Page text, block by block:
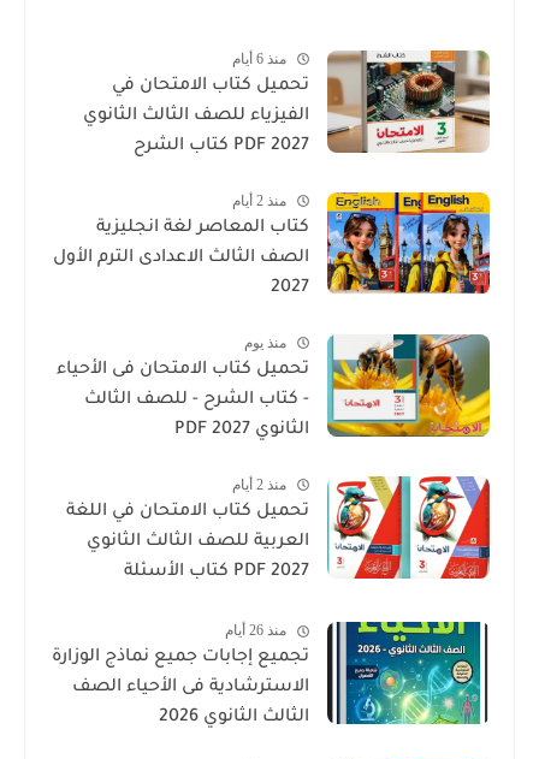
منذ 6 أيام
تحميل كتاب الامتحان في
الفيزياء للصف الثالث الثانوي
2027 PDF كتاب الشرح
منذ 2 أيام
كتاب المعاصر لغة انجليزية
الصف الثالث الاعدادى الترم الأول
2027
منذ يوم
تحميل كتاب الامتحان فى الأحياء
- كتاب الشرح - للصف الثالث
الثانوي 2027 PDF
منذ 2 أيام
تحميل كتاب الامتحان في اللغة
العربية للصف الثالث الثانوي
2027 PDF كتاب الأسئلة
منذ 26 أيام
تجميع إجابات جميع نماذج الوزارة
الاسترشادية فى الأحياء الصف
الثالث الثانوي 2026